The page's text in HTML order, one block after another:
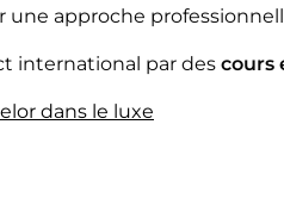
approche
international par des cours
dans le luxe